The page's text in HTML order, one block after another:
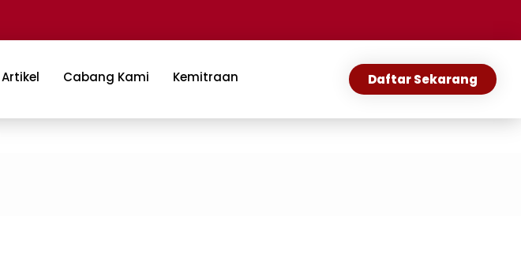
Artikel Cabang Kami Kemitraan Daftar Sekarang